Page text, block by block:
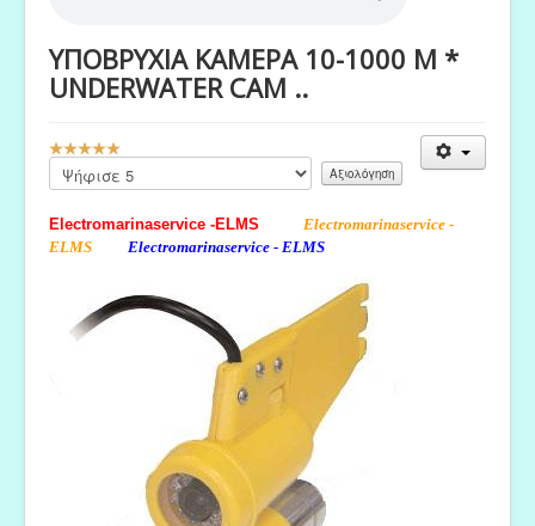
ΥΠΟΒΡΥΧΙΑ ΚΑΜΕΡΑ 10-1000 M *
UNDERWATER CAM ..
Αξιολόγηση
Χρήστη:5 /
Παρακαλώ
αξιολογήστε
Electromarinaservice -ELMS
Electromarinaservice -
ELMS Electromarinaservice - ELMS